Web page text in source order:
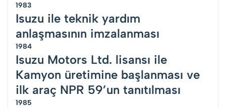
1983
Isuzu ile teknik yardım
anlaşmasının imzalanması
1984
Isuzu Motors Ltd. lisansı ile
Kamyon üretimine başlanması ve
ilk araç NPR 59’un tanıtılması
1985